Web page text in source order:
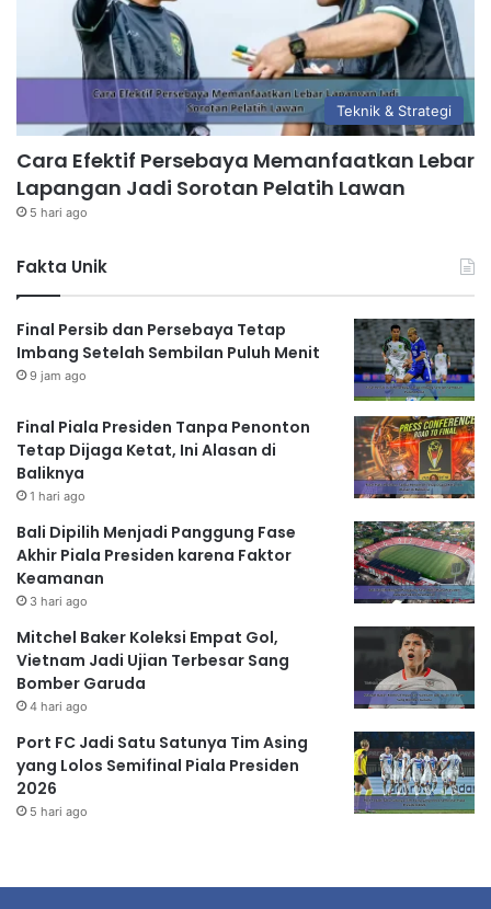
Teknik & Strategi
Cara Efektif Persebaya Memanfaatkan Lebar
Lapangan Jadi Sorotan Pelatih Lawan
5 hari ago
Fakta Unik
Final Persib dan Persebaya Tetap
Imbang Setelah Sembilan Puluh Menit
9 jam ago
Final Piala Presiden Tanpa Penonton
Tetap Dijaga Ketat, Ini Alasan di
Baliknya
1 hari ago
Bali Dipilih Menjadi Panggung Fase
Akhir Piala Presiden karena Faktor
Keamanan
3 hari ago
Mitchel Baker Koleksi Empat Gol,
Vietnam Jadi Ujian Terbesar Sang
Bomber Garuda
4 hari ago
Port FC Jadi Satu Satunya Tim Asing
yang Lolos Semifinal Piala Presiden
2026
5 hari ago